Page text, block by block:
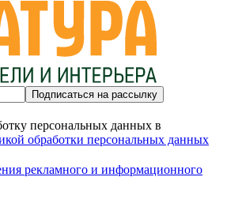
Подписаться на рассылку
персональных данных в
обработки персональных данных
рекламного и информационного